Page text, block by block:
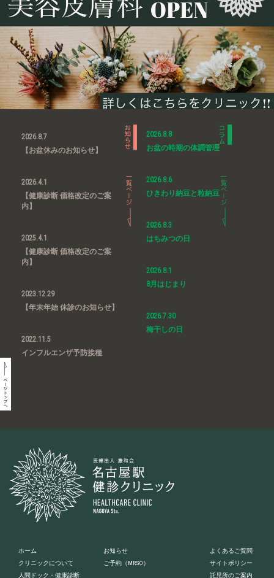
2026.8.7
【お盆休みのお知らせ】
2026.4.1
【健康診断 価格改定のご案
内】
2025.4.1
【健康診断 価格改定のご案
内】
2023.12.29
【年末年始 休診のお知らせ】
2022.11.5
インフルエンザ予防接種
2026.8.8
お盆の時期の体調管理
2026.8.6
ひきわり納豆と粒納豆
2026.8.3
はちみつの日
2026.8.1
8月はじまり
2026.7.30
梅干しの日
ホーム
クリニックについて
人間ドック・健康診断
お知らせ
ご予約 （MRSO）
よくあるご質問
サイトポリシー
託児所のご案内